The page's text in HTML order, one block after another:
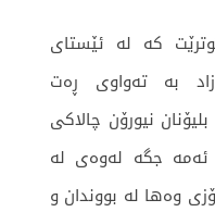
کە لە ئێستای
بە تەواوی ڕەت
نیورۆن چالاکی
ئەمە جگە لەوەی لە
ئاڵۆزی وەها لە بووندان و